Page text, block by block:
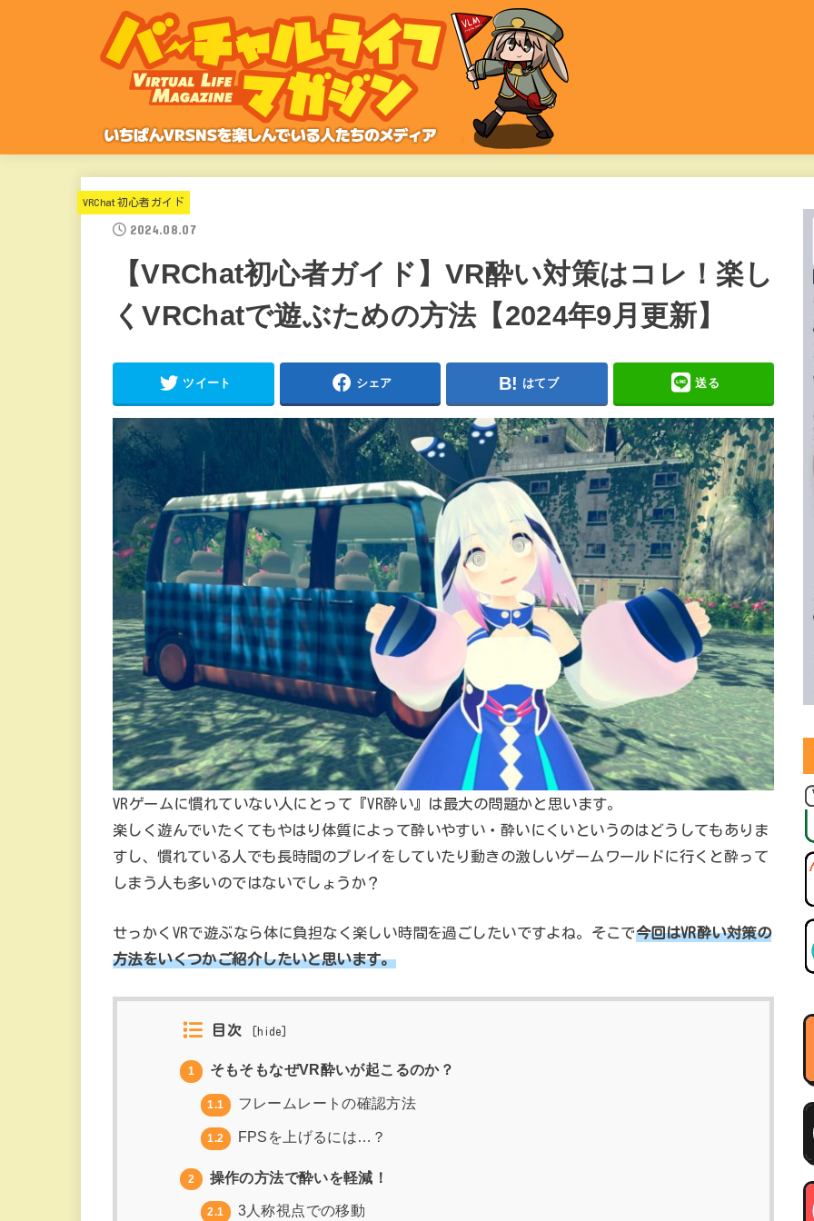
VRChat初心者ガイド
2024.08.07
【VRChat初心者ガイド】VR酔い対策はコレ！楽し
くVRChatで遊ぶための方法【2024年9月更新】
ツイート シェア はてブ 送る
VRゲームに慣れていない人にとって『VR酔い』は最大の問題かと思います。
楽しく遊んでいたくてもやはり体質によって酔いやすい・酔いにくいというのはどうしてもありま
すし、慣れている人でも長時間のプレイをしていたり動きの激しいゲームワールドに行くと酔って
しまう人も多いのではないでしょうか？
せっかくVRで遊ぶなら体に負担なく楽しい時間を過ごしたいですよね。そこで今回はVR酔い対策の
方法をいくつかご紹介したいと思います。
目次 [ hide ]
1 そもそもなぜVR酔いが起こるのか？
1.1 フレームレートの確認方法
1.2 FPSを上げるには…？
2 操作の方法で酔いを軽減！
2.1 3人称視点での移動